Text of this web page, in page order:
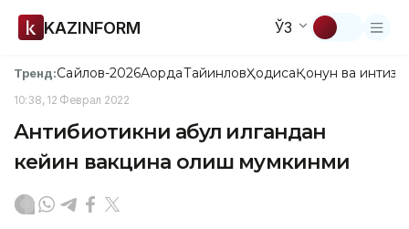
KAZINFORM ЎЗ
Тренд:Сайлов-2026АқордаТайинловҲодисаҚонун ва
10:38, 12 Феврал 2022
Антибиотикни қабул қилгандан
кейин вакцина олиш мумкинми